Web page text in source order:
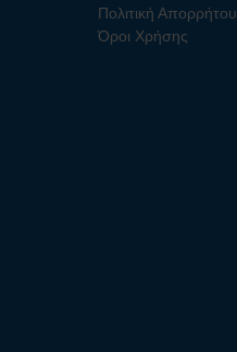
Πολιτική Απορρήτου
Όροι Χρήσης